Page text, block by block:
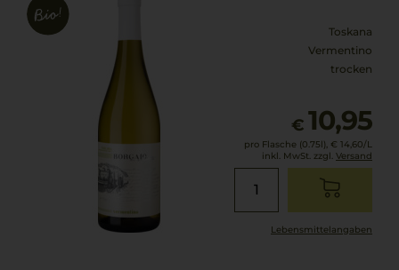
Toskana
Vermentino
trocken
€ 10,95
pro Flasche (0.75l), € 14,60/L
inkl. MwSt. zzgl. Versand
Lebensmittel­angaben